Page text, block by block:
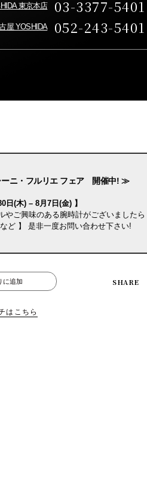
東京本店 03-3377-5401
屋 YOSHIDA 052-243-5401
ニ・フルリエ フェア 開催中! ≫
日(木) – 8月7日(金) 】
やご興味のある腕時計がございましたら
など 】 是非一度お問い合わせ下さい!
に追加 SHARE
はこちら